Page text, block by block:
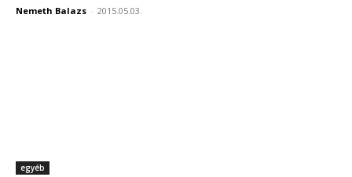
Nemeth Balazs - 2015.05.03.
egyéb